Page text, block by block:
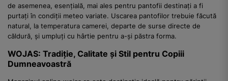
de asemenea, esențială, mai ales pentru pantofii destinați a fi
purtați în condiții meteo variate. Uscarea pantofilor trebuie făcută
natural, la temperatura camerei, departe de surse directe de
căldură, și umpluți cu hârtie pentru a-și păstra forma.
WOJAS: Tradiție, Calitate și Stil pentru Copiii
Dumneavoastră